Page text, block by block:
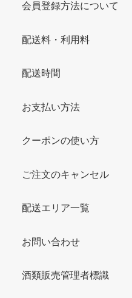
会員登録方法について
配送料・利用料
配送時間
お支払い方法
クーポンの使い方
ご注文のキャンセル
配送エリア一覧
お問い合わせ
酒類販売管理者標識